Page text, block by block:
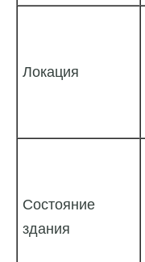
Локация
Состояние
здания